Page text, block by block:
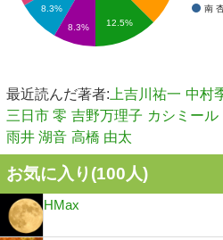
南
8.3%
8.3%
12.5%
最近読んだ著者: 上吉川祐一 中村
三日市 零 吉野万理子 カシミール
雨井 湖音 高橋 由太
お気に入り(100人)
HMax